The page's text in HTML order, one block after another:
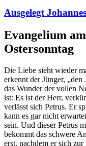
Ausgelegt
Evangelium
Ostersonntag
Die Liebe sieht wieder
erkennt der Jünger, „den
das Wunder der vollen
ist: Es ist der Herr,
verlässt sich Petrus. Er
kann es gar nicht
sein. Und dieser Petrus
bekommt das schwere
erst, nachdem er sich